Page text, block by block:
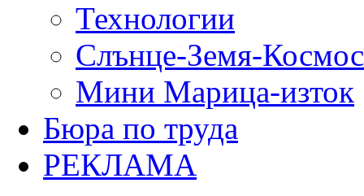
Технологии
Слънце-Земя-Космос
Мини Марица-изток
Бюра по труда
РЕКЛАМА